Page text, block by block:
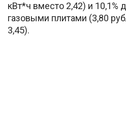
кВт*ч вместо 2,42) и 10,1%
газовыми плитами (3,80
3,45).